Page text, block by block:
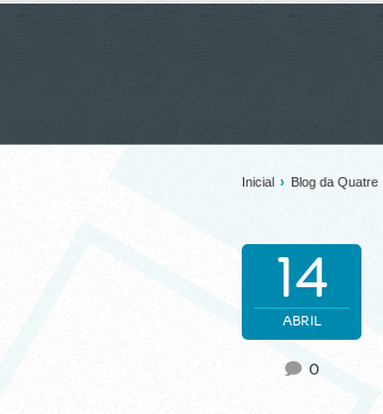
Inicial › Blog da Quatre
14
ABRIL
0